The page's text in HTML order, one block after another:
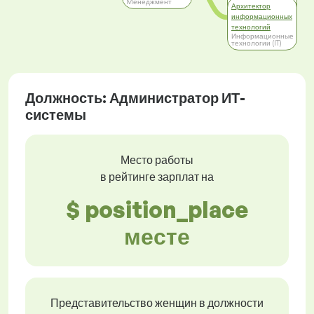
технологиям
Информационные
технологии (IT)
Архитектор
информационных
технологий
Информационные
технологии (IT)
Должность: Администратор ИТ-
системы
Место работы
в рейтинге зарплат на
$ position_place
месте
Представительство женщин в должности